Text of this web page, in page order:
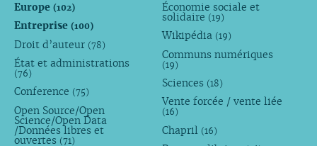
Europe (102)
Entreprise (100)
Droit d’auteur (78)
État et administrations
(76)
Conference (75)
Open Source/Open
Science/Open Data
/Données libres et
ouvertes (71)
Économie sociale et
solidaire (19)
Wikipédia (19)
Communs numériques
(19)
Sciences (18)
Vente forcée / vente liée
(16)
Chapril (16)